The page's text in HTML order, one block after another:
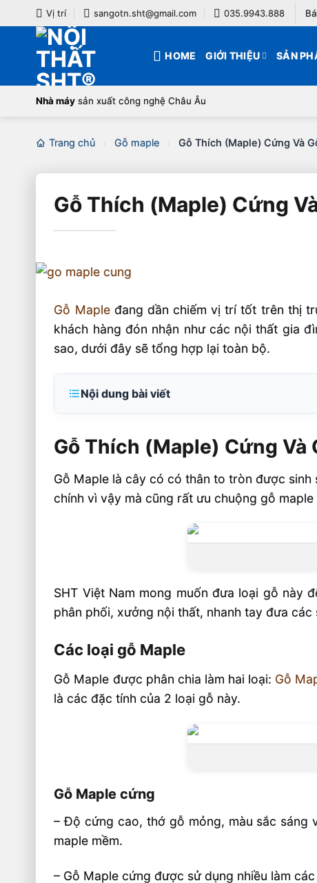
qua
Vị trí sangotn.sht@gmail.com 035.9943.888
HOME GIỚI THIỆU SẢN
Nhà máy sản xuất công nghệ Châu Âu
Trang chủ Gỗ maple Gỗ Thích (Maple) Cứng Và
Gỗ Thích (Maple) Cứng
Gỗ Mapleđang dần chiếm vị trí tốt trên thị
khách hàng đón nhận như các nội thất gia
sao, dưới đây sẽ tổng hợp lại toàn bộ.
Nội dung bài viết
Các loại gỗ Maple
Gỗ Maple mềm
Gỗ Thích (Maple) Cứng Và
Gỗ Maple là cây có có thân to tròn được
chính vì vậy mà cũng rất ưu chuộng gỗ
SHT Việt Nam mong muốn đưa loại gỗ này
phân phối, xưởng nội thất, nhanh tay đưa
Các loại gỗ Maple
Gỗ Maple được phân chia làm hai loại: Gỗ
là các đặc tính của 2 loại gỗ này.
Gỗ Maple cứng
– Độ cứng cao, thớ gỗ mỏng, màu sắc sáng
maple mềm.
– Gỗ Maple cứng được sử dụng nhiều làm